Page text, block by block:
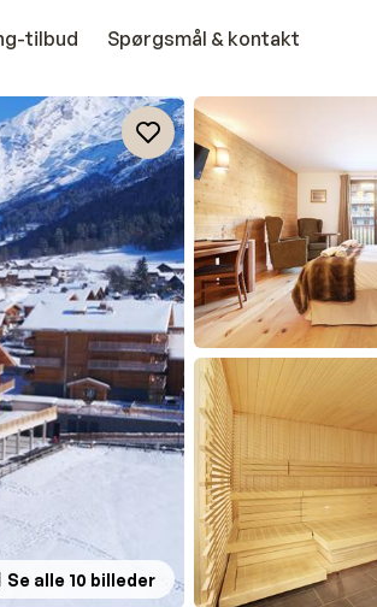
tilbud Spørgsmål & kontakt
Se alle 10 billeder